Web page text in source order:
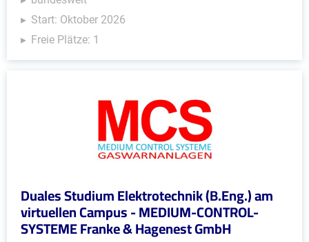
Start: Oktober 2026
Freie Plätze: 1
Duales Studium Elektrotechnik (B.Eng.) am
virtuellen Campus - MEDIUM-CONTROL-
SYSTEME Franke & Hagenest GmbH